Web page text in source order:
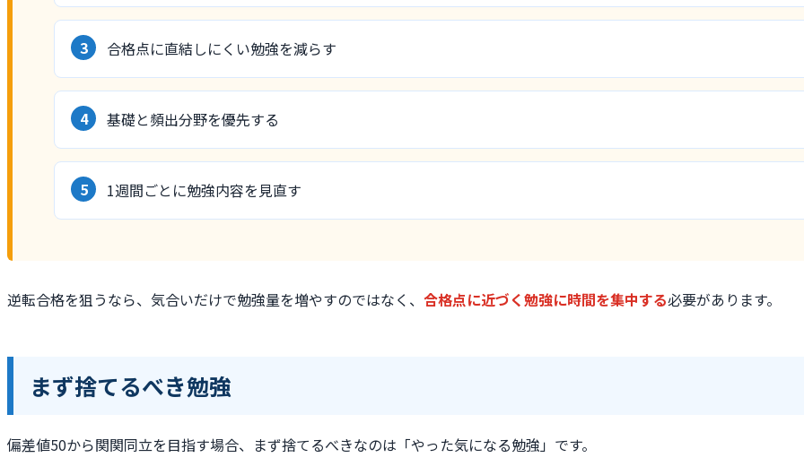
合格点に直結しにくい勉強を減らす
基礎と頻出分野を優先する
1週間ごとに勉強内容を見直す
逆転合格を狙うなら、気合いだけで勉強量を増やすのではなく、 合格点に近づく勉強に時間を集中する必要があります。
まず捨てるべき勉強
偏差値50から関関同立を目指す場合、まず捨てるべきなのは「やった気になる勉強」です。